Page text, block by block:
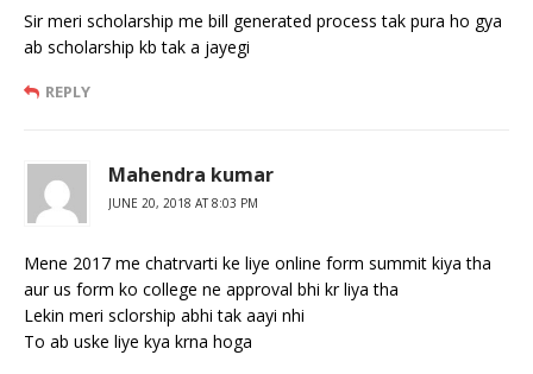
Sir meri scholarship me bill generated process tak pura ho gya
ab scholarship kb tak a jayegi
REPLY
Mahendra kumar
JUNE 20, 2018 AT 8:03 PM
Mene 2017 me chatrvarti ke liye online form summit kiya tha
aur us form ko college ne approval bhi kr liya tha
Lekin meri sclorship abhi tak aayi nhi
To ab uske liye kya krna hoga